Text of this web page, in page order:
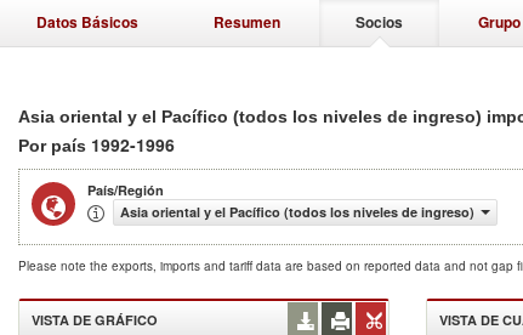
Datos Básicos Resumen Socios
Asia oriental y el Pacífico (todos los niveles de ingreso)
Por país 1992-1996
País/Región
Asia oriental y el Pacífico (todos los niveles de ingreso)
Please note the exports, imports and tariff data are based on reported data and not gap
VISTA DE GRÁFICO VISTA DE